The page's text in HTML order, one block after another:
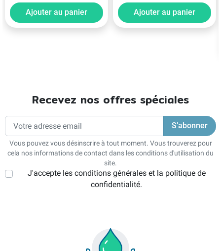
Ajouter au panier Ajouter au panier
Recevez nos offres spéciales
Vous pouvez vous désinscrire à tout moment. Vous trouverez pour
cela nos informations de contact dans les conditions d'utilisation du
site.
J'accepte les conditions générales et la politique de
confidentialité.